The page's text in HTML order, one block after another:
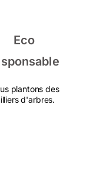
Eco
plantons des
d'arbres.